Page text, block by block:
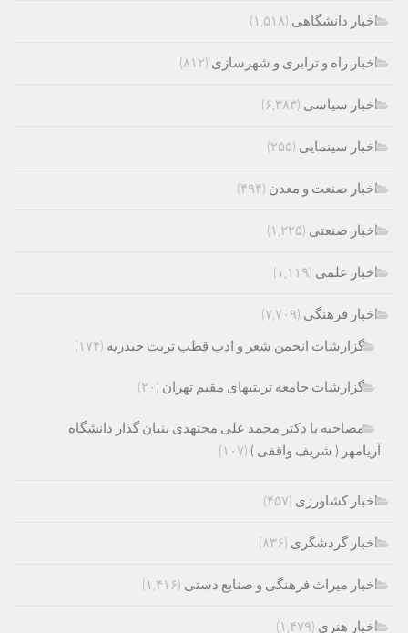
اخبار دانشگاهی (۱,۵۱۸)
اخبار راه و ترابری و شهرسازی (۸۱۲)
اخبار سیاسی (۶,۳۸۳)
اخبار سینمایی (۲۵۵)
اخبار صنعت و معدن (۴۹۴)
اخبار صنعتی (۱,۲۲۵)
اخبار علمی (۱,۱۱۹)
اخبار فرهنگی (۷,۷۰۹)
گزارشات انجمن شعر و ادب قطب تربت حیدریه (۱۷۴)
گزارشات جامعه تربتیهای مقیم تهران (۲۰)
مصاحبه با دکتر محمد علی مجتهدی بنیان گذار دانشگاه
آریامهر ( شریف واقفی ) (۱۰۷)
اخبار کشاورزی (۴۵۷)
اخبار گردشگری (۸۳۶)
اخبار میراث فرهنگی و صنایع دستی (۱,۴۱۶)
اخبار هنری (۱,۴۷۹)